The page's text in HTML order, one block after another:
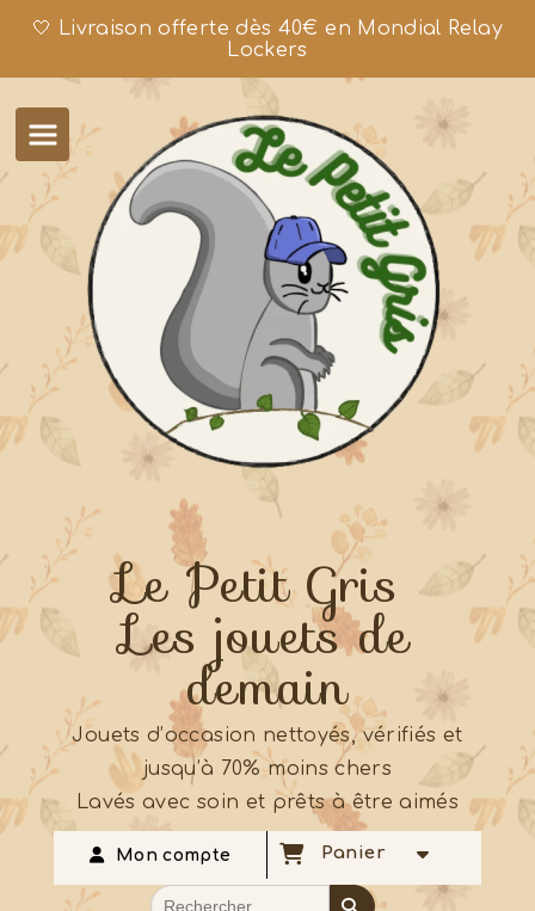
🤍 Livraison offerte dès 40€ en Mondial Relay
Lockers
Le Petit Gris
Les jouets de
demain
Jouets d’occasion nettoyés, vérifiés et
jusqu’à 70% moins chers
Lavés avec soin et prêts à être aimés
Mon compte Panier